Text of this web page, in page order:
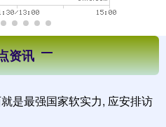
资讯
是最强国家软实力, 应安排访